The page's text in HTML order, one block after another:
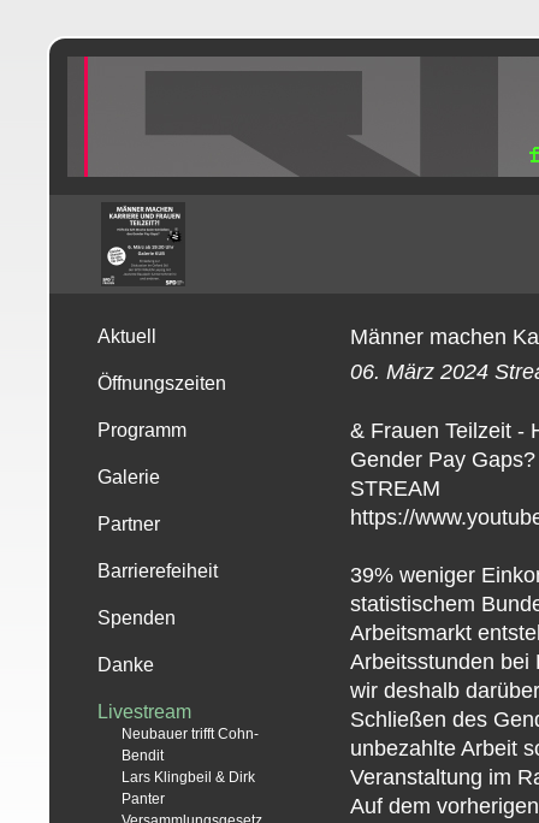
Aktuell
Öffnungszeiten
Programm
Galerie
Partner
Barrierefeiheit
Spenden
Danke
Livestream
Neubauer trifft Cohn-
Bendit
Lars Klingbeil & Dirk
Panter
Männer machen
06. März 2024
& Frauen Teilzeit -
Gender Pay Gaps?
STREAM
https://
39% weniger
statistischem
Arbeitsmarkt
Arbeitsstunden bei
wir deshalb
Schließen des
unbezahlte Arbeit
Veranstaltung im
Auf dem